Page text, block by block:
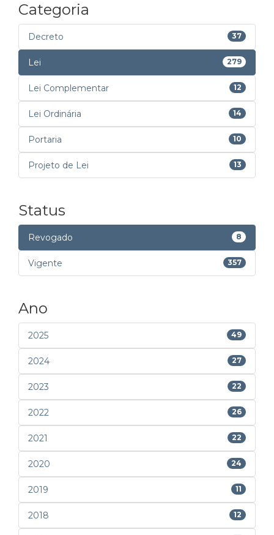
Categoria
Decreto 37
Lei 279
Lei Complementar 12
Lei Ordinária 14
Portaria 10
Projeto de Lei 13
Status
Revogado 8
Vigente 357
Ano
2025 49
2024 27
2023 22
2022 26
2021 22
2020 24
2019 11
2018 12